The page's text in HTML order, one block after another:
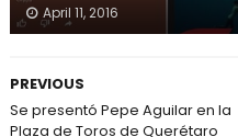
April 11, 2016
PREVIOUS
Se presentó Pepe Aguilar en la
Plaza de Toros de Querétaro